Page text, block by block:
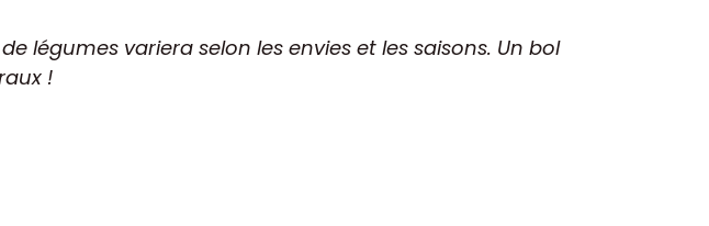
légumes variera selon les envies et les saisons. Un bol
!